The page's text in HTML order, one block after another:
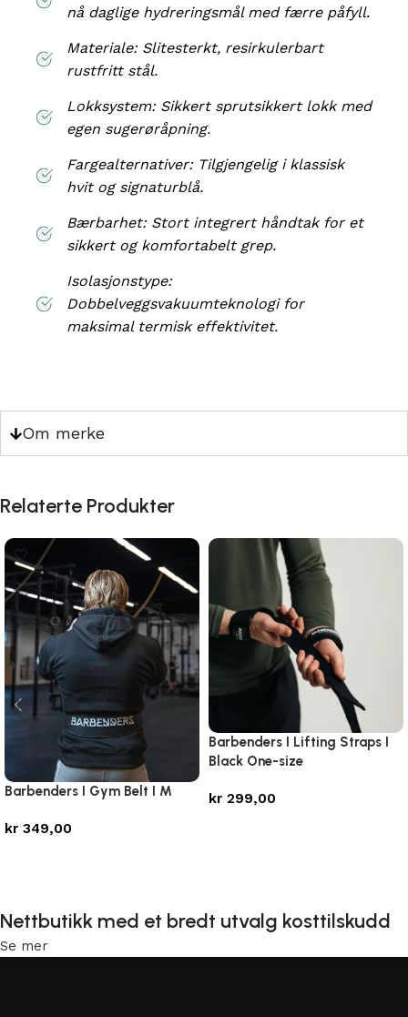
nå daglige hydreringsmål med færre påfyll.
Materiale: Slitesterkt, resirkulerbart
rustfritt stål.
Lokksystem: Sikkert sprutsikkert lokk med
egen sugerøråpning.
Fargealternativer: Tilgjengelig i klassisk
hvit og signaturblå.
Bærbarhet: Stort integrert håndtak for et
sikkert og komfortabelt grep.
Isolasjonstype:
Dobbelveggsvakuumteknologi for
maksimal termisk effektivitet.
Om merke
Relaterte Produkter
Barbenders I Gym Belt I M
kr 349,00
Barbenders I Lifting Straps I
Black One-size
kr 299,00
Nettbutikk med et bredt utvalg kosttilskudd
Se mer